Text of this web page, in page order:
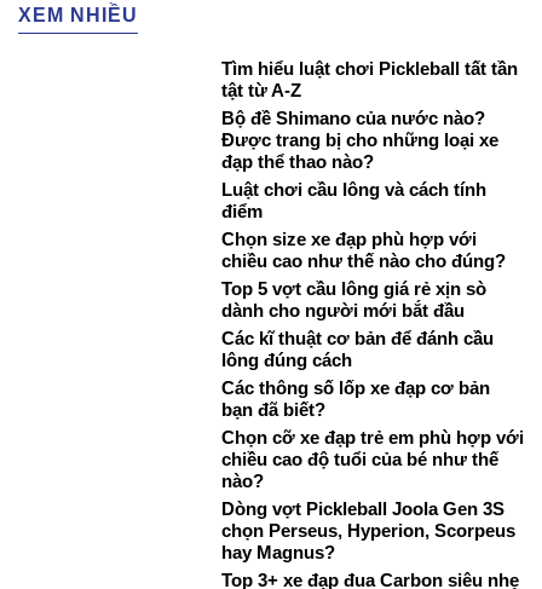
XEM NHIỀU
Tìm hiểu luật chơi Pickleball tất tần
tật từ A-Z
Bộ đề Shimano của nước nào?
Được trang bị cho những loại xe
đạp thể thao nào?
Luật chơi cầu lông và cách tính
điểm
Chọn size xe đạp phù hợp với
chiều cao như thế nào cho đúng?
Top 5 vợt cầu lông giá rẻ xịn sò
dành cho người mới bắt đầu
Các kĩ thuật cơ bản để đánh cầu
lông đúng cách
Các thông số lốp xe đạp cơ bản
bạn đã biết?
Chọn cỡ xe đạp trẻ em phù hợp với
chiều cao độ tuổi của bé như thế
nào?
Dòng vợt Pickleball Joola Gen 3S
chọn Perseus, Hyperion, Scorpeus
hay Magnus?
Top 3+ xe đạp đua Carbon siêu nhẹ